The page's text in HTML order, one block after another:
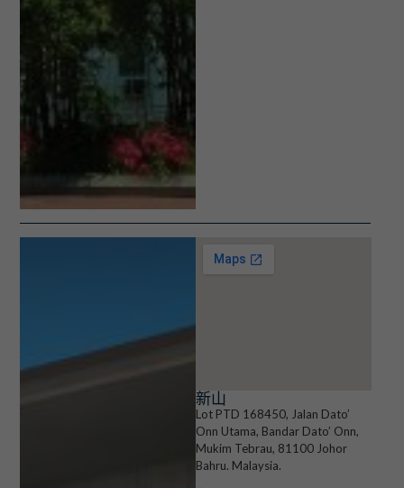
新山
Lot PTD 168450, Jalan Dato’
Onn Utama, Bandar Dato’ Onn,
Mukim Tebrau, 81100 Johor
Bahru. Malaysia.